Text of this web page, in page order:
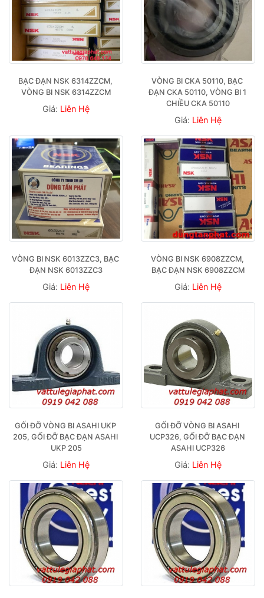
BẠC ĐẠN NSK 6314ZZCM,
VÒNG BI NSK 6314ZZCM
Giá: Liên Hệ
VÒNG BI CKA 50110, BẠC
ĐẠN CKA 50110, VÒNG BI 1
CHIỀU CKA 50110
Giá: Liên Hệ
VÒNG BI NSK 6013ZZC3, BẠC
ĐẠN NSK 6013ZZC3
Giá: Liên Hệ
VÒNG BI NSK 6908ZZCM,
BẠC ĐẠN NSK 6908ZZCM
Giá: Liên Hệ
GỐI ĐỠ VÒNG BI ASAHI UKP
205, GỐI ĐỠ BẠC ĐẠN ASAHI
UKP 205
Giá: Liên Hệ
GỐI ĐỠ VÒNG BI ASAHI
UCP326, GỐI ĐỠ BẠC ĐẠN
ASAHI UCP326
Giá: Liên Hệ